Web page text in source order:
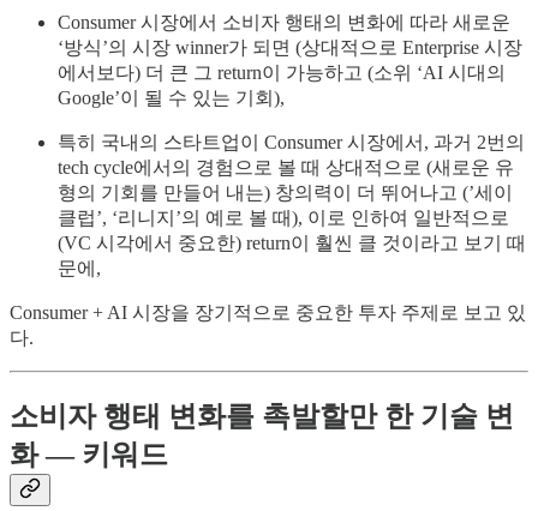
Consumer 시장에서 소비자 행태의 변화에 따라 새로운
‘방식’의 시장 winner가 되면 (상대적으로 Enterprise 시장
에서보다) 더 큰 그 return이 가능하고 (소위 ‘AI 시대의
Google’이 될 수 있는 기회),
특히 국내의 스타트업이 Consumer 시장에서, 과거 2번의
tech cycle에서의 경험으로 볼 때 상대적으로 (새로운 유
형의 기회를 만들어 내는) 창의력이 더 뛰어나고 (’세이
클럽’, ‘리니지’의 예로 볼 때), 이로 인하여 일반적으로
(VC 시각에서 중요한) return이 훨씬 클 것이라고 보기 때
문에,
Consumer + AI 시장을 장기적으로 중요한 투자 주제로 보고 있
다.
소비자 행태 변화를 촉발할만 한 기술 변
화 — 키워드